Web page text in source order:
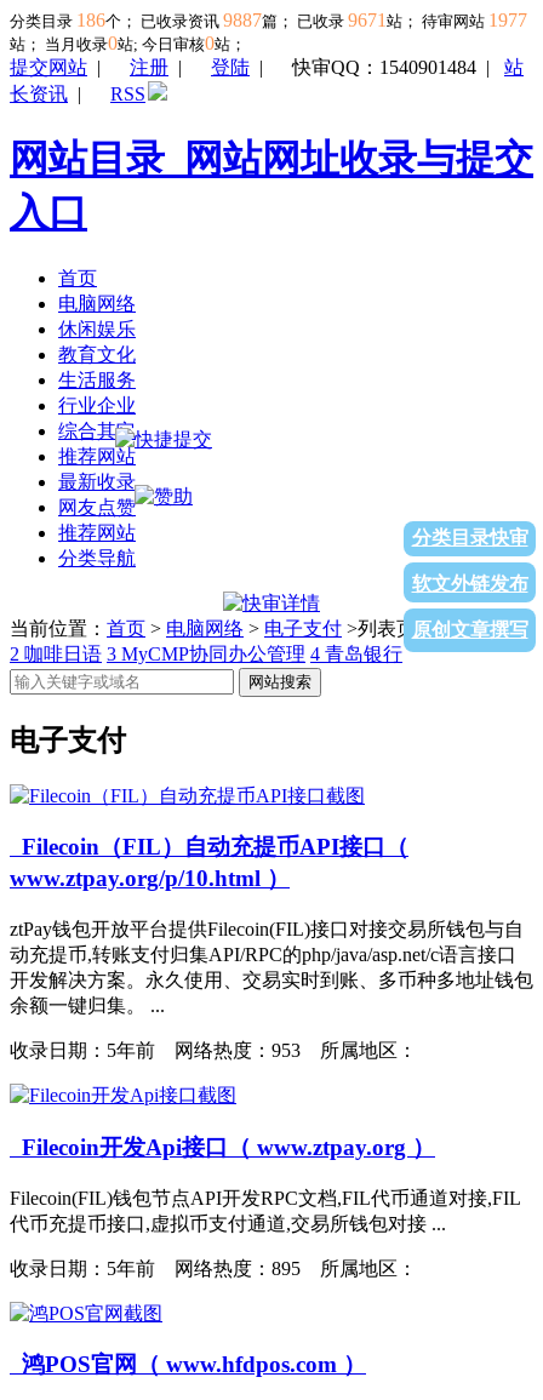
分类目录 186个； 已收录资讯 9887篇； 已收录 9671 站； 待审网站 1977
站； 当月收录0站; 今日审核0站；
提交网站 | 注册 | 登陆 |快审QQ：1540901484 | 站
长资讯 | RSS
网站目录_网站网址收录与提交
入口
首页
电脑网络
休闲娱乐
教育文化
生活服务
行业企业
综合其它
推荐网站
最新收录
网友点赞
推荐网站
分类导航
分类目录快审
软文外链发布
原创文章撰写
当前位置： 首页 > 电脑网络 > 电子支付 >列表页面1河北银行
2 咖啡日语 3 MyCMP协同办公管理 4 青岛银行
网站搜索
电子支付
Filecoin（FIL）自动充提币API接口（
www.ztpay.org/p/10.html ）
ztPay钱包开放平台提供Filecoin(FIL)接口对接交易所钱包与自
动充提币,转账支付归集API/RPC的php/java/asp.net/c语言接口
开发解决方案。永久使用、交易实时到账、多币种多地址钱包
余额一键归集。 ...
收录日期： 5年前 网络热度：953 所属地区：
Filecoin开发Api接口（ www.ztpay.org ）
Filecoin(FIL)钱包节点API开发RPC文档,FIL代币通道对接,FIL
代币充提币接口,虚拟币支付通道,交易所钱包对接 ...
收录日期： 5年前 网络热度：895 所属地区：
鸿POS官网（ www.hfdpos.com ）